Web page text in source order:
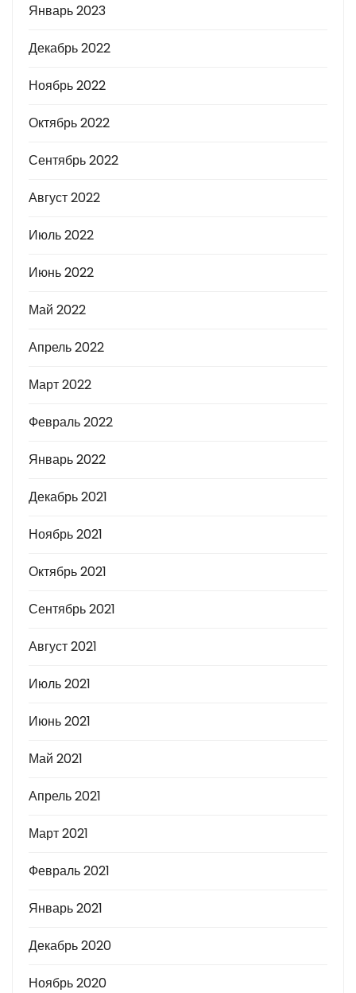
Январь 2023
Декабрь 2022
Ноябрь 2022
Октябрь 2022
Сентябрь 2022
Август 2022
Июль 2022
Июнь 2022
Май 2022
Апрель 2022
Март 2022
Февраль 2022
Январь 2022
Декабрь 2021
Ноябрь 2021
Октябрь 2021
Сентябрь 2021
Август 2021
Июль 2021
Июнь 2021
Май 2021
Апрель 2021
Март 2021
Февраль 2021
Январь 2021
Декабрь 2020
Ноябрь 2020